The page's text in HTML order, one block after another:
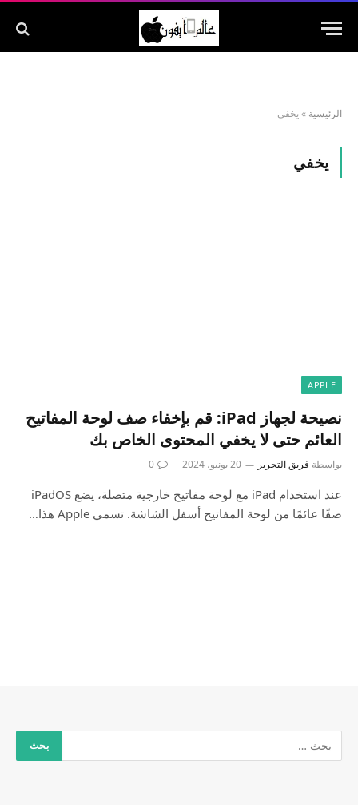
الرئيسية »يخفي
يخفي
APPLE
نصيحة لجهاز iPad: قم بإخفاء صف لوحة المفاتيح
العائم حتى لا يخفي المحتوى الخاص بك
بواسطة فريق التحرير 20 يونيو، 2024 0
عند استخدام iPad مع لوحة مفاتيح خارجية متصلة، يضع iPadOS
صفًا عائمًا من لوحة المفاتيح أسفل الشاشة. تسمي Apple هذا…